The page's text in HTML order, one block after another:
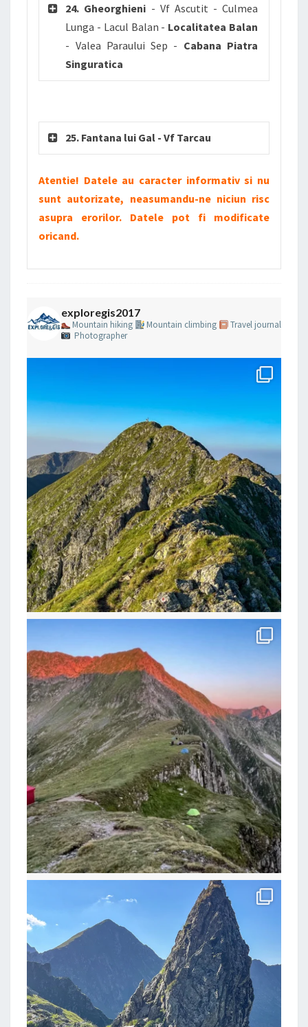
24. Gheorghieni - Vf Ascutit - Culmea
Lunga - Lacul Balan - Localitatea Balan
- Valea Paraului Sep - Cabana Piatra
Singuratica
25. Fantana lui Gal - Vf Tarcau
Atentie! Datele au caracter informativ si nu
sunt autorizate, neasumandu-ne niciun risc
asupra erorilor. Datele pot fi modificate
oricand.
exploregis2017
Mountain hiking Mountain climbing
Travel journal
Photographer